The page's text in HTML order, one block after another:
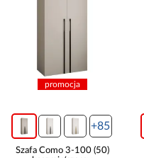
promocja
+85
Szafa Como 3-100 (50)